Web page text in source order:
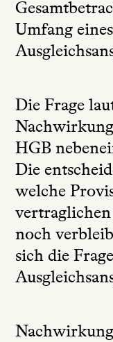
Umfang
Die Frage
HGB
Die
welche
noch
sich die